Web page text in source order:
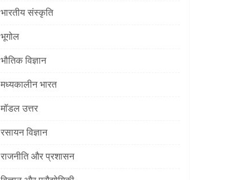
भारतीय संस्कृति
भूगोल
भौतिक विज्ञान
मध्यकालीन भारत
मॉडल उत्तर
रसायन विज्ञान
राजनीति और प्रशासन